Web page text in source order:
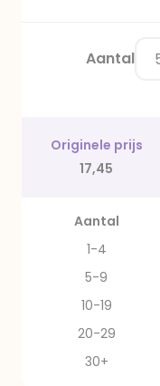
Aantal
Originele prijs
17,45
Aantal
1-4
5-9
10-19
20-29
30+